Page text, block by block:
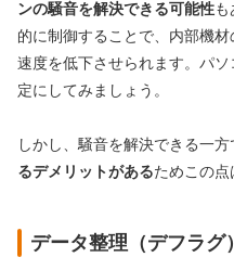
ンの騒音を解決できる可能性
的に制御することで、内部機
速度を低下させられます。パ
定にしてみましょう。
しかし、騒音を解決できる一方
るデメリットがあるためこの点
データ整理（デフラグ